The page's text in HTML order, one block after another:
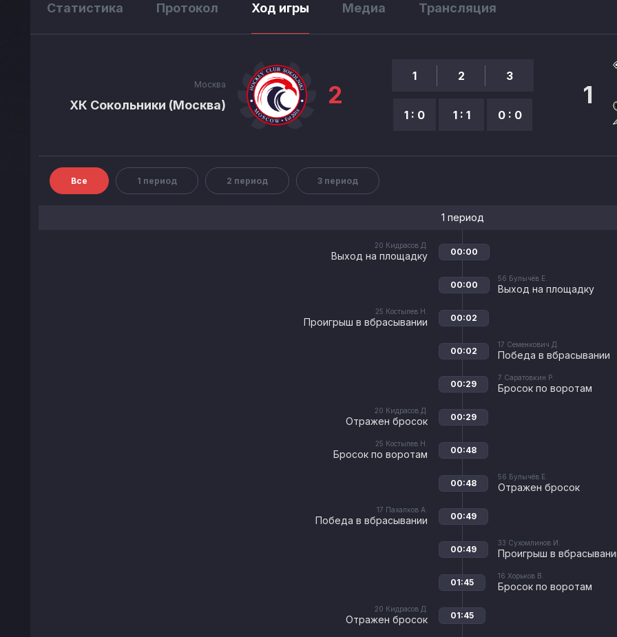
Статистика Протокол Ход игры Медиа Трансляция
Москва
ХК Сокольники (Москва) 2
1
1 : 0
2
1 : 1
3
0 : 0
1
Все 1 период 2 период 3 период
1 период
20 Кидрасов Д.
Выход на площадку 00:00
56 Булычёв Е.
Выход на площадку
00:00
25 Костылев Н.
Проигрыш в вбрасывании 00:02
17 Семенкович Д.
Победа в вбрасывании
00:02
7 Саратовкин Р.
Бросок по воротам
00:29
20 Кидрасов Д.
Отражен бросок 00:29
25 Костылев Н.
Бросок по воротам 00:48
56 Булычёв Е.
Отражен бросок
00:48
17 Пахалков А.
Победа в вбрасывании 00:49
33 Сухомлинов И.
Проигрыш в
00:49
16 Хорьков В.
Бросок по воротам
01:45
20 Кидрасов Д.
Отражен бросок 01:45